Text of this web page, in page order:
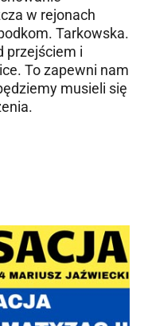
w rejonach
Tarkowska.
przejściem i
To zapewni nam
musieli się